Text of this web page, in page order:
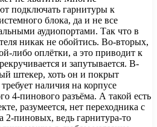
подключать гарнитуры к
блока, да и не все
аудиопортами. Так что в
никак не обойтись. Во-вторых,
либо оплётки, а это приводит к
и запутывается. В-
штекер, хоть он и покрыт
наличия на корпусе
4-пинового разъёма. А такой есть
разумеется, нет переходника с
2-пиновых, ведь гарнитура-то